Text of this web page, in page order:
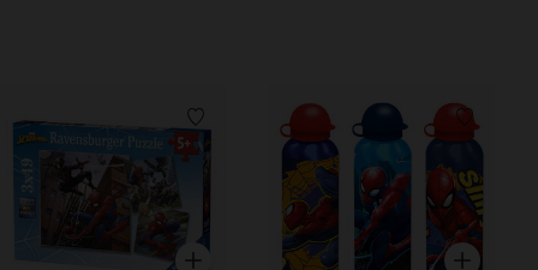
Liste de souhaits
Aperçu rapide
Liste de
Aperçu